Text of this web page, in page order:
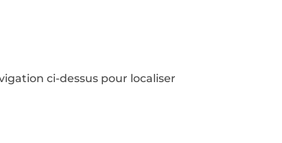
ci-dessus pour localiser